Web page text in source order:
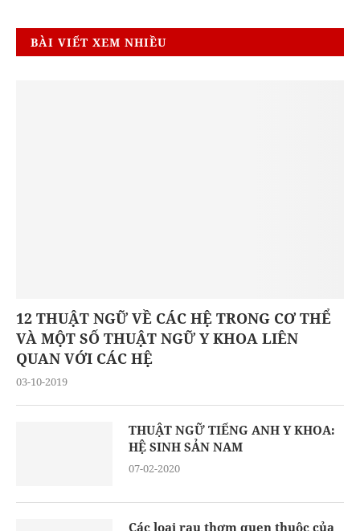
BÀI VIẾT XEM NHIỀU
12 THUẬT NGỮ VỀ CÁC HỆ TRONG CƠ THỂ
VÀ MỘT SỐ THUẬT NGỮ Y KHOA LIÊN
QUAN VỚI CÁC HỆ
03-10-2019
THUẬT NGỮ TIẾNG ANH Y KHOA:
HỆ SINH SẢN NAM
07-02-2020
Các loại rau thơm quen thuộc của